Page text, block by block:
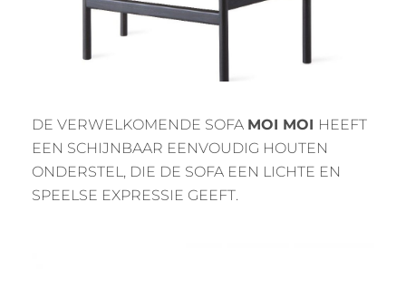
DE VERWELKOMENDE SOFA MOI MOI HEEFT
EEN SCHIJNBAAR EENVOUDIG HOUTEN
ONDERSTEL, DIE DE SOFA EEN LICHTE EN
SPEELSE EXPRESSIE GEEFT.